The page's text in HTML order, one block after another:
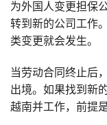
为外国人变更担保
转到新的公司工作
类变更就会发生。
当劳动合同终止后
出境。如果找到新
越南并工作，前提